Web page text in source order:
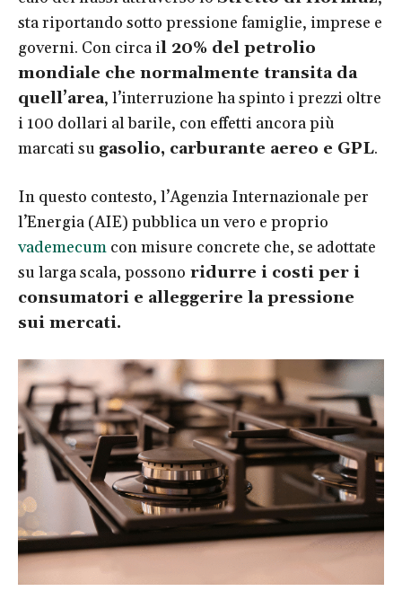
sta riportando sotto pressione famiglie, imprese e
governi. Con circa il 20% del petrolio
mondiale che normalmente transita da
quell’area, l’interruzione ha spinto i prezzi oltre
i 100 dollari al barile, con effetti ancora più
marcati su gasolio, carburante aereo e GPL.
In questo contesto, l’Agenzia Internazionale per
l’Energia (AIE) pubblica un vero e proprio
vademecum con misure concrete che, se adottate
su larga scala, possono ridurre i costi per i
consumatori e alleggerire la pressione
sui mercati.